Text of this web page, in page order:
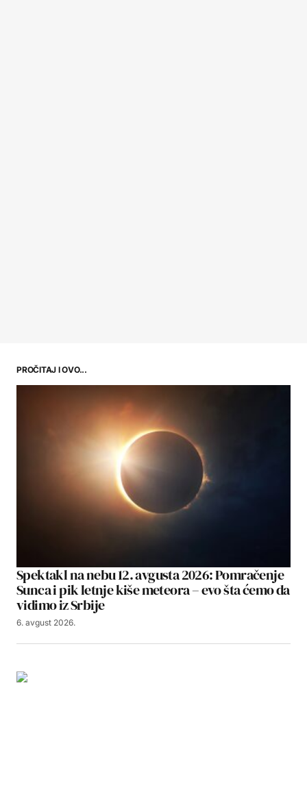
PROČITAJ I OVO...
Spektakl na nebu 12. avgusta 2026: Pomračenje
Sunca i pik letnje kiše meteora – evo šta ćemo da
vidimo iz Srbije
6. avgust 2026.